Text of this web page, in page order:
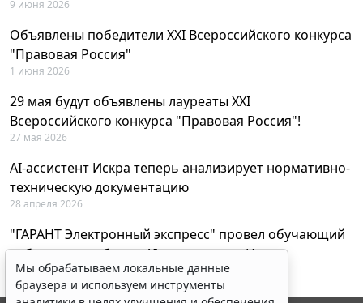
9 июня 2026
Объявлены победители XXI Всероссийского конкурса
"Правовая Россия"
1 июня 2026
29 мая будут объявлены лауреаты XXI
Всероссийского конкурса "Правовая Россия"!
27 мая 2026
AI-ассистент Искра теперь анализирует нормативно-
техническую документацию
28 апреля 2026
"ГАРАНТ Электронный экспресс" провел обучающий
вебинар по работе с AI-ассистентом Искра
23 апреля 2026
Мы обрабатываем локальные данные
браузера и используем инструменты